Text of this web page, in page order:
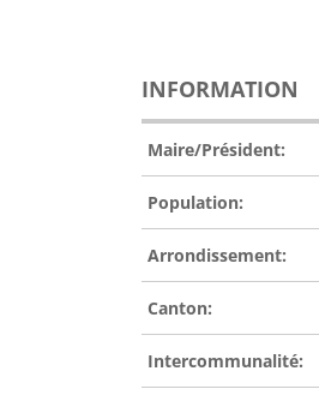
INFORMATION
Maire/Président:
Population:
Arrondissement:
Canton:
Intercommunalité: